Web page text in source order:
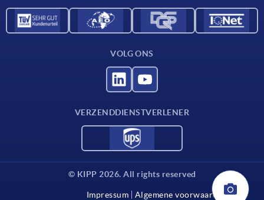
VOLG ONS
VERZENDDIENSTVERLENER
© KIPP 2026. All rights reserved
Impressum Algemene voorwaarden